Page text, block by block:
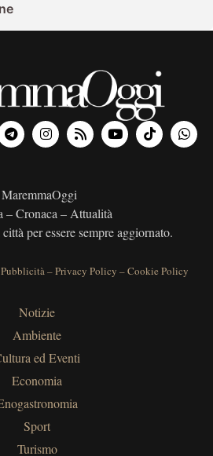
MaremmaOggi
– Cronaca – Attualità
per essere sempre aggiornato.
Pubblicità–Privacy Policy –Cookie Policy
Notizie
Ambiente
ed Eventi
Economia
Sport
Turismo